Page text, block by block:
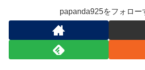
papanda925をフォロー